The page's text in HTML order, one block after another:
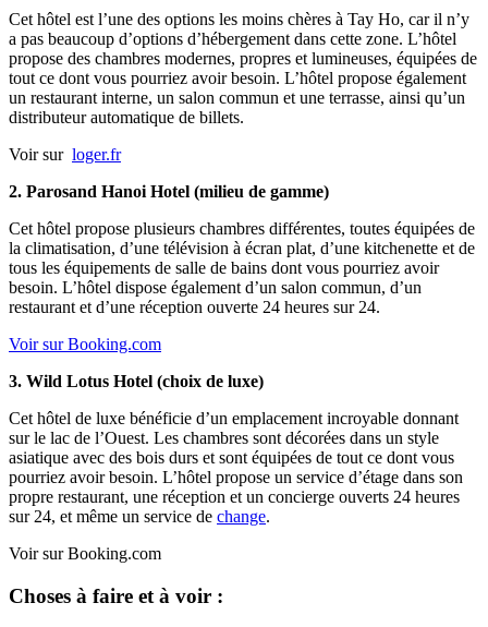
Cet hôtel est l’une des options les moins chères à Tay Ho, car il n’y
a pas beaucoup d’options d’hébergement dans cette zone. L’hôtel
propose des chambres modernes, propres et lumineuses, équipées de
tout ce dont vous pourriez avoir besoin. L’hôtel propose également
un restaurant interne, un salon commun et une terrasse, ainsi qu’un
distributeur automatique de billets.
Voir sur loger.fr
2. Parosand Hanoi Hotel (milieu de gamme)
Cet hôtel propose plusieurs chambres différentes, toutes équipées de
la climatisation, d’une télévision à écran plat, d’une kitchenette et de
tous les équipements de salle de bains dont vous pourriez avoir
besoin. L’hôtel dispose également d’un salon commun, d’un
restaurant et d’une réception ouverte 24 heures sur 24.
Voir sur Booking.com
3. Wild Lotus Hotel (choix de luxe)
Cet hôtel de luxe bénéficie d’un emplacement incroyable donnant
sur le lac de l’Ouest. Les chambres sont décorées dans un style
asiatique avec des bois durs et sont équipées de tout ce dont vous
pourriez avoir besoin. L’hôtel propose un service d’étage dans son
propre restaurant, une réception et un concierge ouverts 24 heures
sur 24, et même un service de change.
Voir sur Booking.com
Choses à faire et à voir :